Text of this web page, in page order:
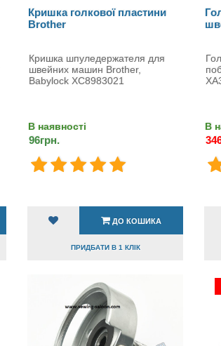
Кришка голкової пластини
Brother
Кришка шпуледержателя для
швейних машин Brother,
Babylock XC8983021
В наявності
96грн.
ДО КОШИКА
ПРИДБАТИ В 1 КЛІК
В